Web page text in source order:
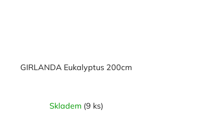
GIRLANDA Eukalyptus 200cm
Skladem (9 ks)